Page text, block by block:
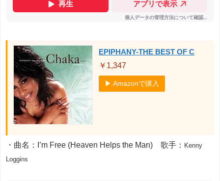
EPIPHANY-THE BEST OF C
￥1,347
▶ Amazonで購入
・曲名：I’m Free (Heaven Helps the Man) 歌手： Kenny
Loggins